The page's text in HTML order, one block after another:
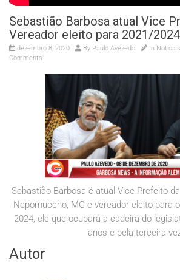
Sebastião Barbosa atual Vice
Vereador eleito para 2021/
dezembro 8, 2020 By Paulo Avezedo In Noticias
Comments
Sebastião Barbosa é atual Vice Prefeito
Nepomuceno, MG e vereador eleito para
2024, ele que ocupará a cadeira do
anos e pela terceira
Autor